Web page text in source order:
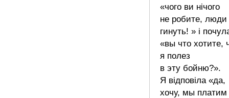
«чого ви нічого
не робите, люди
гинуть! » і
«вы что хотите,
я полез
в эту бойню?».
Я відповіла «да,
хочу, мы платим